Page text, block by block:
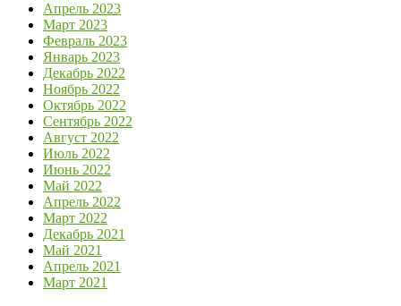
Апрель 2023
Март 2023
Февраль 2023
Январь 2023
Декабрь 2022
Ноябрь 2022
Октябрь 2022
Сентябрь 2022
Август 2022
Июль 2022
Июнь 2022
Май 2022
Апрель 2022
Март 2022
Декабрь 2021
Май 2021
Апрель 2021
Март 2021